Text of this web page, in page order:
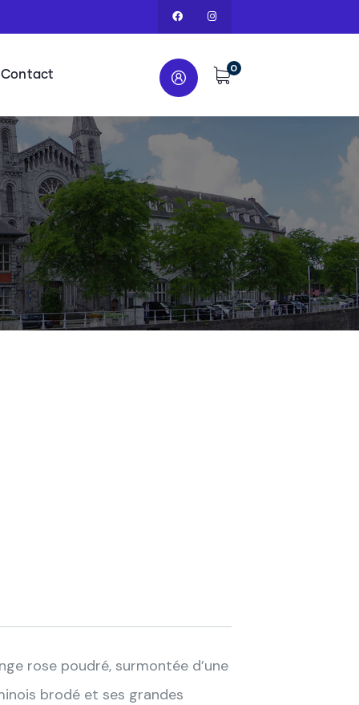
Contact
0
rose poudré, surmontée d’une
brodé et ses grandes